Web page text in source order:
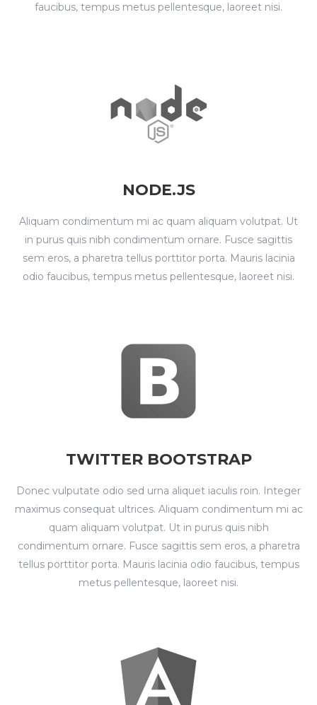
faucibus, tempus metus pellentesque, laoreet nisi.
NODE.JS
Aliquam condimentum mi ac quam aliquam volutpat. Ut
in purus quis nibh condimentum ornare. Fusce sagittis
sem eros, a pharetra tellus porttitor porta. Mauris lacinia
odio faucibus, tempus metus pellentesque, laoreet nisi.
TWITTER BOOTSTRAP
Donec vulputate odio sed urna aliquet iaculis roin. Integer
maximus consequat ultrices. Aliquam condimentum mi ac
quam aliquam volutpat. Ut in purus quis nibh
condimentum ornare. Fusce sagittis sem eros, a pharetra
tellus porttitor porta. Mauris lacinia odio faucibus, tempus
metus pellentesque, laoreet nisi.